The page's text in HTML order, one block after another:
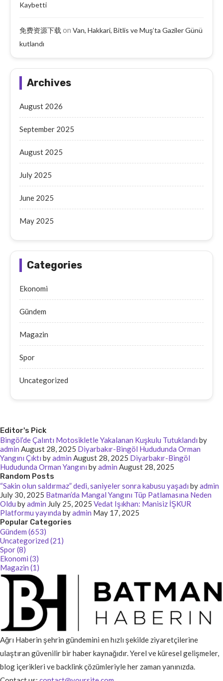
Kaybetti
免费资源下载 on Van, Hakkari, Bitlis ve Muş’ta Gaziler Günü
kutlandı
Archives
August 2026
September 2025
August 2025
July 2025
June 2025
May 2025
Categories
Ekonomi
Gündem
Magazin
Spor
Uncategorized
Editor's Pick
Bingöl’de Çalıntı Motosikletle Yakalanan Kuşkulu Tutuklandı by
admin August 28, 2025 Diyarbakır-Bingöl Hududunda Orman
Yangını Çıktı byadmin August 28, 2025 Diyarbakır-Bingöl
Hududunda Orman Yangını byadmin August 28, 2025
Random Posts
“Sakin olun saldırmaz” dedi, saniyeler sonra kabusu yaşadı byadmin
July 30, 2025 Batman’da Mangal Yangını Tüp Patlamasına Neden
Oldu byadmin July 25, 2025 Vedat Işıkhan: Manisiz İŞKUR
Platformu yayında byadmin May 17, 2025
Popular Categories
Gündem (653)
Uncategorized (21)
Spor (8)
Ekonomi (3)
Magazin (1)
Ağrı Haberin şehrin gündemini en hızlı şekilde ziyaretçilerine
ulaştıran güvenilir bir haber kaynağıdır. Yerel ve küresel gelişmeler,
blog içerikleri ve backlink çözümleriyle her zaman yanınızda.